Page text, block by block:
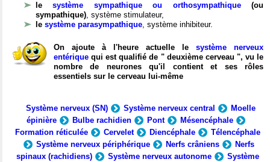
lesystème sympathique ou orthosympathique(ou
sympathique), système stimulateur,
le système parasympathique, système inhibiteur.
On ajoute à l'heure actuelle le système nerveux
entérique qui est qualifié de " deuxième cerveau ", vu le
nombre de neurones qu'il contient et ses rôles
essentiels sur le cerveau lui-même
Système nerveux (SN) Système nerveux central
Moelle
épinière
Bulbe rachidien Pont
Mésencéphale
Formation réticulée
Cervelet Diencéphale
Télencéphale
Système nerveux périphérique
Nerfs crâniens
Nerfs
spinaux (rachidiens)
Système nerveux autonome
Système